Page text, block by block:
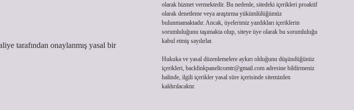
tarafından onaylanmış yasal bir
olarak hizmet vermektedir. Bu nedenle, sitedeki içerikleri proaktif
olarak denetleme veya araştırma yükümlülüğümüz
bulunmamaktadır. Ancak, üyelerimiz yazdıkları içeriklerin
sorumluluğunu taşımakta olup, siteye üye olarak bu sorumluluğu
kabul etmiş sayılırlar.
Hukuka ve yasal düzenlemelere aykırı olduğunu düşündüğünüz
içerikleri, backlinkpanelicomtr@gmail.comadresine bildirmeniz
halinde, ilgili içerikler yasal süre içerisinde sitemizden
kaldırılacaktır.